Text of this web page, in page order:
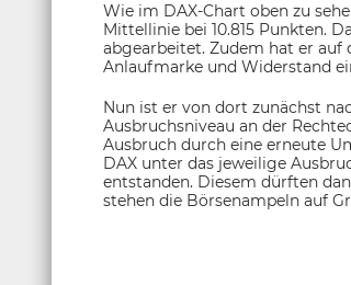
Wie im DAX-Chart oben zu
Mittellinie bei 10.815 Punkten.
abgearbeitet. Zudem hat er
Anlaufmarke und Widerstand
Nun ist er von dort zunächst
Ausbruchsniveau an der
Ausbruch durch eine erneute
DAX unter das jeweilige
entstanden. Diesem dürften
stehen die Börsenampeln auf